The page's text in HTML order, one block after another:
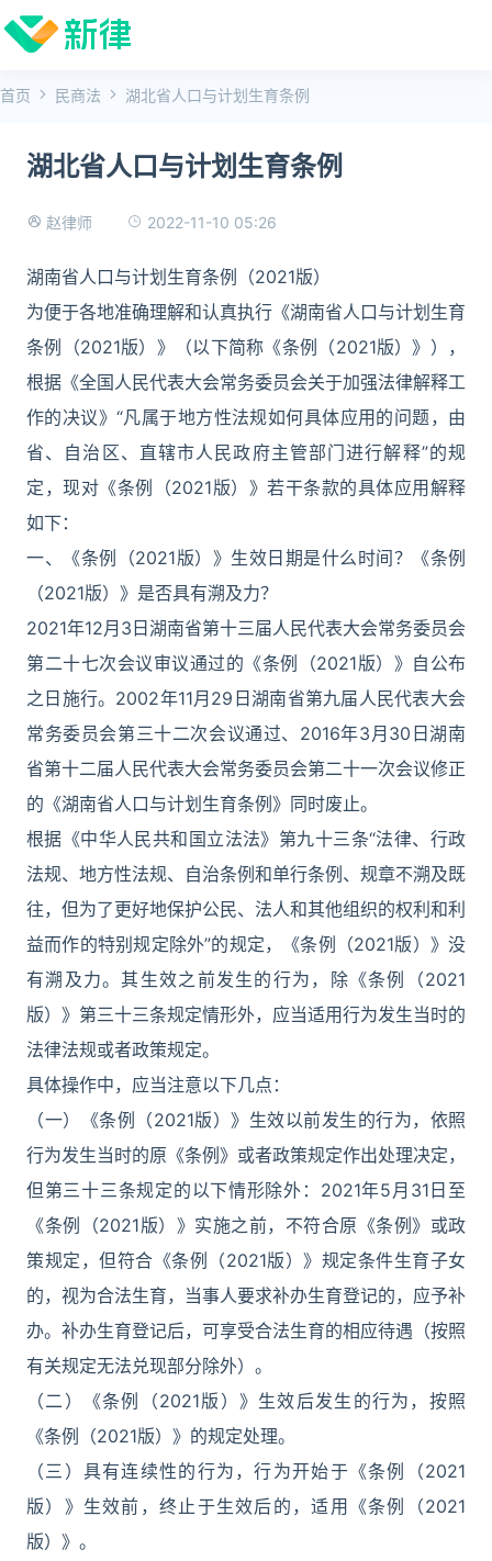
首页 民商法 湖北省人口与计划生育条例
湖北省人口与计划生育条例
赵律师 2022-11-10 05:26
湖南省人口与计划生育条例（2021版）
为便于各地准确理解和认真执行《湖南省人口与计划生育
条例（2021版）》（以下简称《条例（2021版）》），
根据《全国人民代表大会常务委员会关于加强法律解释工
作的决议》“凡属于地方性法规如何具体应用的问题，由
省、自治区、直辖市人民政府主管部门进行解释”的规
定，现对《条例（2021版）》若干条款的具体应用解释
如下：
一、《条例（2021版）》生效日期是什么时间？《条例
（2021版）》是否具有溯及力？
2021年12月3日湖南省第十三届人民代表大会常务委员会
第二十七次会议审议通过的《条例（2021版）》自公布
之日施行。2002年11月29日湖南省第九届人民代表大会
常务委员会第三十二次会议通过、2016年3月30日湖南
省第十二届人民代表大会常务委员会第二十一次会议修正
的《湖南省人口与计划生育条例》同时废止。
根据《中华人民共和国立法法》第九十三条“法律、行政
法规、地方性法规、自治条例和单行条例、规章不溯及既
往，但为了更好地保护公民、法人和其他组织的权利和利
益而作的特别规定除外”的规定，《条例（2021版）》没
有溯及力。其生效之前发生的行为，除《条例（2021
版）》第三十三条规定情形外，应当适用行为发生当时的
法律法规或者政策规定。
具体操作中，应当注意以下几点：
（一）《条例（2021版）》生效以前发生的行为，依照
行为发生当时的原《条例》或者政策规定作出处理决定，
但第三十三条规定的以下情形除外：2021年5月31日至
《条例（2021版）》实施之前，不符合原《条例》或政
策规定，但符合《条例（2021版）》规定条件生育子女
的，视为合法生育，当事人要求补办生育登记的，应予补
办。补办生育登记后，可享受合法生育的相应待遇（按照
有关规定无法兑现部分除外）。
（二）《条例（2021版）》生效后发生的行为，按照
《条例（2021版）》的规定处理。
（三）具有连续性的行为，行为开始于《条例（2021
版）》生效前，终止于生效后的，适用《条例（2021
版）》。